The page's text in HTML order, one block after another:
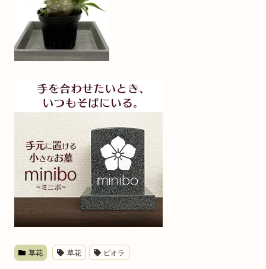
草花 草花 ビオラ